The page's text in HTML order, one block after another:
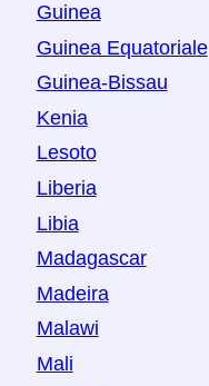
Guinea
Guinea Equatoriale
Guinea-Bissau
Kenia
Lesoto
Liberia
Libia
Madagascar
Madeira
Malawi
Mali